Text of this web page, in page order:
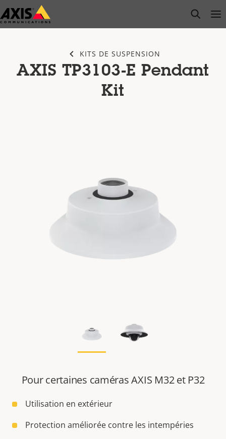
Passer
au
open
KITS DE SUSPENSION
AXIS TP3103-E Pendant
Kit
Pour certaines caméras AXIS M32 et P32
Utilisation en extérieur
Protection améliorée contre les intempéries